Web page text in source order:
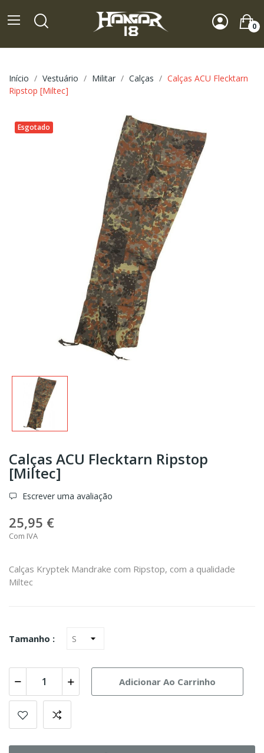
0
Início Vestuário Militar Calças
Calças ACU Flecktarn
Ripstop [Miltec]
Esgotado
Calças ACU Flecktarn Ripstop
[Miltec]
Escrever uma avaliação
25,95 €
Com IVA
Calças Kryptek Mandrake com Ripstop, com a qualidade
Miltec
Tamanho :
Adicionar Ao Carrinho